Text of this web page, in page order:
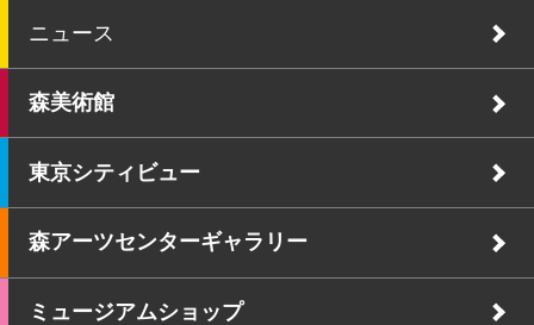
ニュース
森美術館
東京シティビュー
森アーツセンターギャラリー
ミュージアムショップ